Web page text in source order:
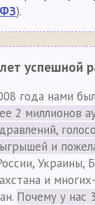
).
успешной
года нами
2 миллионов
и
Украины,
и
Почему у нас